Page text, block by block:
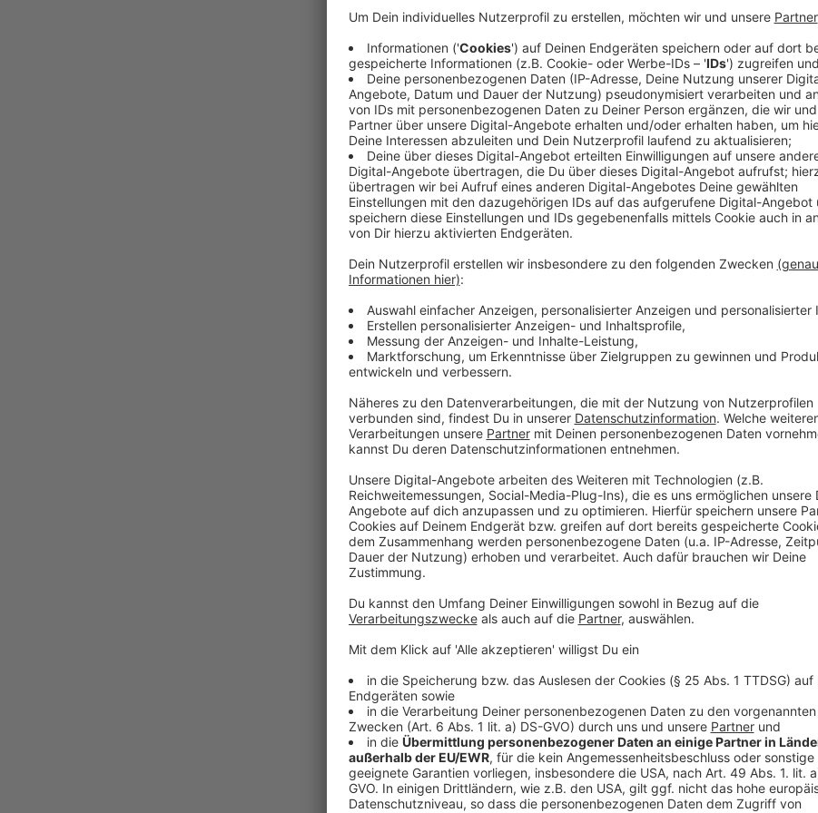
Freunde verbringen ein Junggesellen-
dementsprechend daneben. Spätestens als die
up-Paddling aus dem Wasser gefischt werden
Retter rund um den Fischer Jim (James Purefoy)
wiedersehen, als sie ahnen, denn neben ihrer
Shantys zum Besten. Spontan quartiert sich
Tochter Alwyn (Tuppence Middleton) ein, um so
zu können. Nachdem Danny immer mehr Teil der
Angehörigen wird, stellt sich ihm irgendwann die
Veröffentlicht:Dienstag, 06.08.2019 12:26
Anzeige
Wir benötigen Ihre
den YouTube
laden!
Wir verwenden einen
Drittanbieters, um
einzubetten. Dieser
Ihren Aktivitäten
die Details durch und
Nutzung des Service zu,
Platform
Musikproduzent Danny soll zehn singende Fischer
Chefs wird plötzlich zu Dannys großem Ziel.
Anzeige
©Copyright Splendid Film GmbH
Was ist eigentlich wichtig im Leben? Beruflicher Erfolg